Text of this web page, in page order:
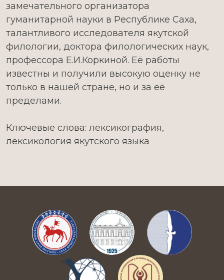
замечательного организатора
гуманитарной науки в Республике Саха,
талантливого исследователя якутской
филологии, доктора филологических наук,
профессора Е.И.Коркиной. Её работы
известны и получили высокую оценку не
только в нашей стране, но и за её
пределами.
Ключевые слова: лексикография,
лексикология якутского языка